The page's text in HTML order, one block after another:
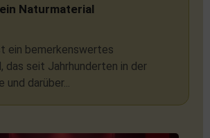
Naturmaterial
ein bemerkenswertes
das seit Jahrhunderten in der
darüber...